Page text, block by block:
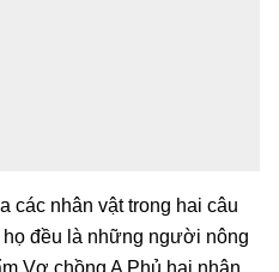
các nhân vật trong hai câu
đều là những người nông
Vợ chồng A Phủ hai nhân